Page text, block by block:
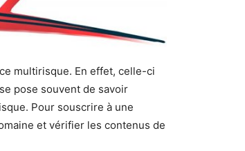
multirisque. En effet, celle-ci
pose souvent de savoir
Pour souscrire à une
et vérifier les contenus de